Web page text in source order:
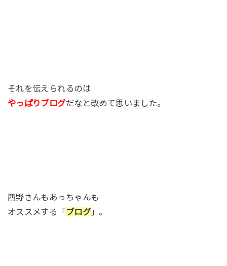
それを伝えられるのは
やっぱりブログだなと改めて思いました。
西野さんもあっちゃんも
オススメする「ブログ」。